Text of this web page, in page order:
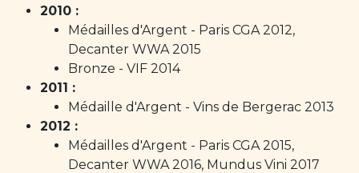
2010 :
Médailles d'Argent - Paris CGA 2012,
Decanter WWA 2015
Bronze - VIF 2014
2011 :
Médaille d'Argent - Vins de Bergerac 2013
2012 :
Médailles d'Argent - Paris CGA 2015,
Decanter WWA 2016, Mundus Vini 2017